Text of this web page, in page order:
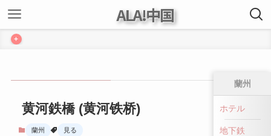
ALA!中国
+
黄河鉄橋 (黄河铁桥)
蘭州 見る
蘭州
ホテル
地下鉄